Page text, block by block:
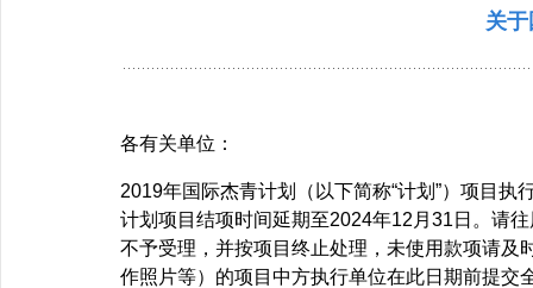
关
各有关单位：
2019年国际杰青计划（以下简称“计划”）项目
计划项目结项时间延期至2024年12月31日。请
不予受理，并按项目终止处理，未使用款项请及
作照片等）的项目中方执行单位在此日期前提交